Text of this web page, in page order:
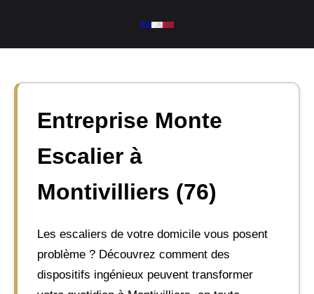
contenu
Entreprise Monte
Escalier à
Montivilliers (76)
Les escaliers de votre domicile vous posent
problème ? Découvrez comment des
dispositifs ingénieux peuvent transformer